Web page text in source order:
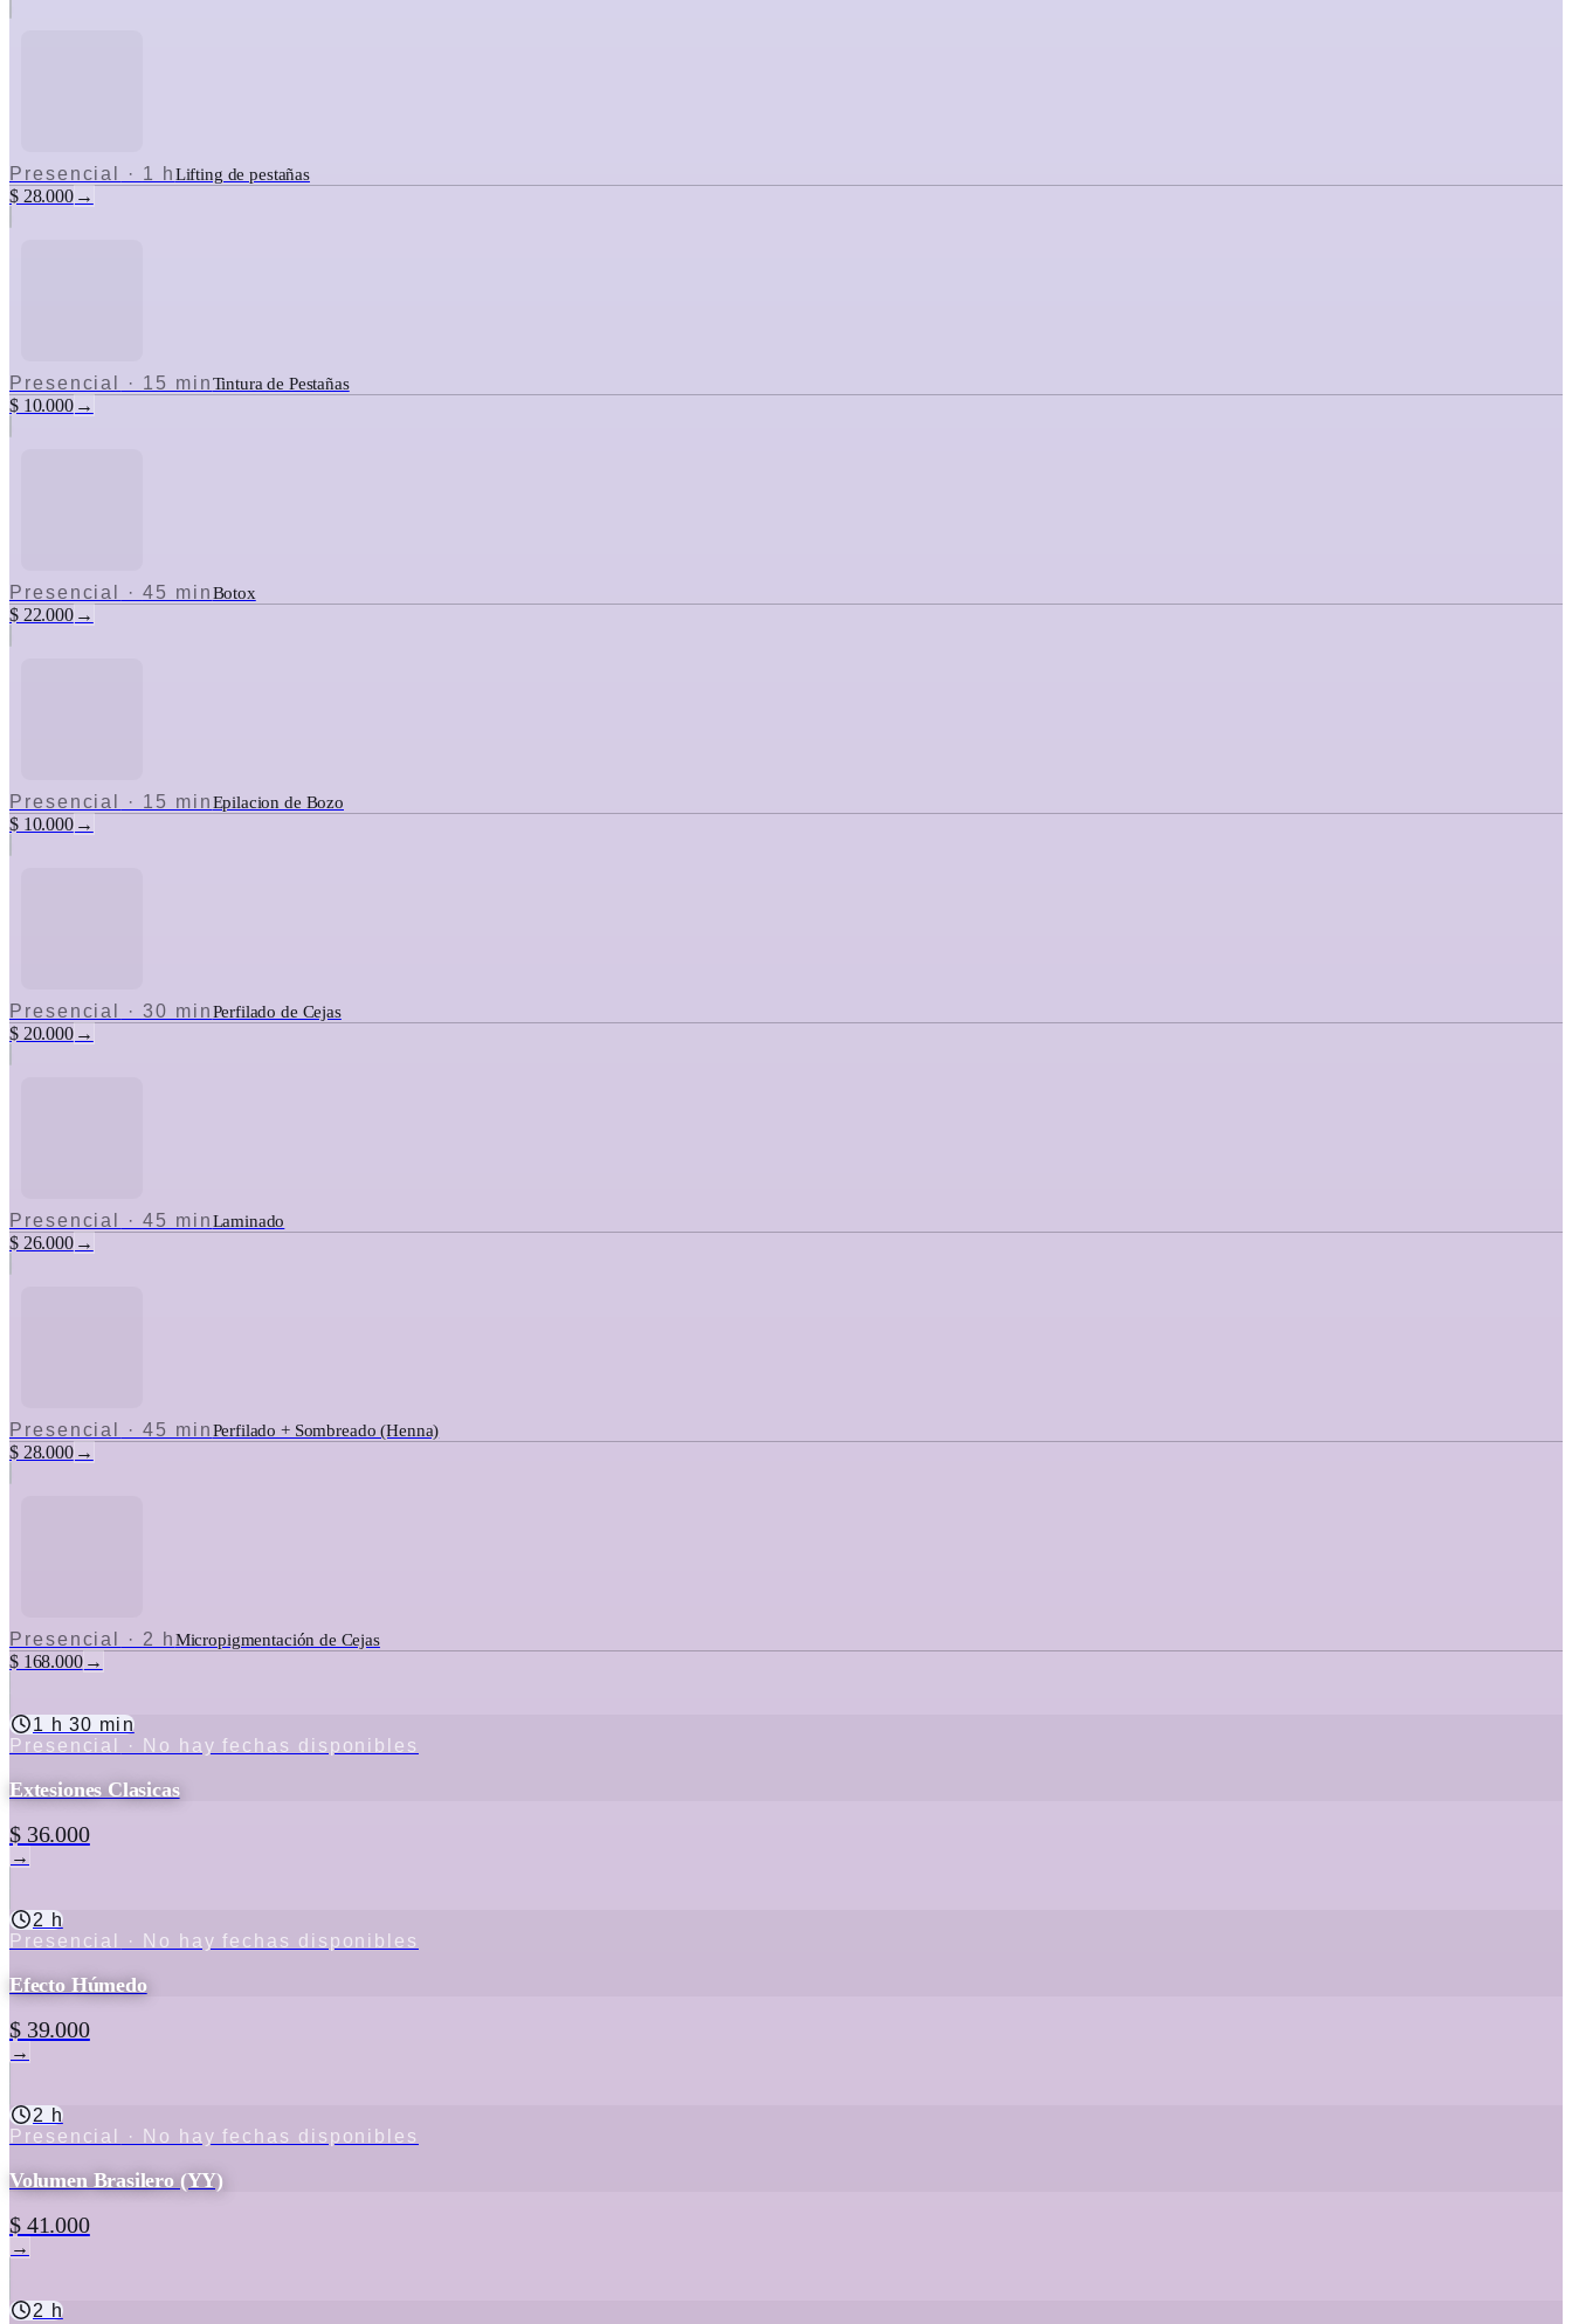
Presencial · 1 hLifting de pestañas
$ 28.000 →
Presencial · 15 minTintura de Pestañas
$ 10.000 →
Presencial · 45 minBotox
$ 22.000 →
Presencial · 15 minEpilacion de Bozo
$ 10.000 →
Presencial · 30 minPerfilado de Cejas
$ 20.000 →
Presencial · 45 minLaminado
$ 26.000 →
Presencial · 45 minPerfilado + Sombreado (Henna)
$ 28.000 →
Presencial · 2 hMicropigmentación de Cejas
$ 168.000 →
1 h 30 min
Presencial
· No hay fechas disponibles
Extesiones Clasicas
$ 36.000
→
2 h
Presencial
· No hay fechas disponibles
Efecto Húmedo
$ 39.000
→
2 h
Presencial
· No hay fechas disponibles
Volumen Brasilero (YY)
$ 41.000
→
2 h